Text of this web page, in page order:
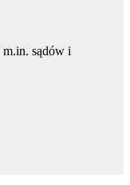
m.in. sądów i